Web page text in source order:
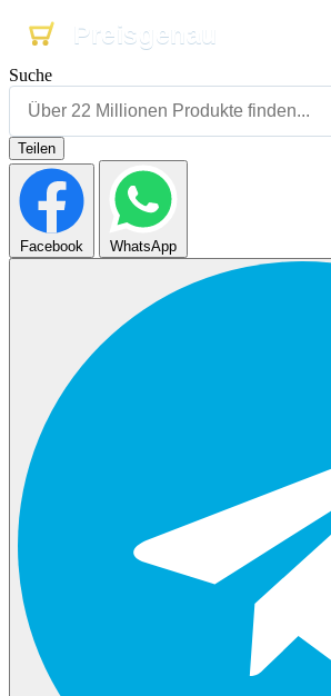
Preisgenau
Preisgenau
Preisgenau
Suche
Teilen
Facebook WhatsApp